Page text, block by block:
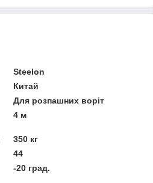
Steelon
Китай
Для розпашних воріт
4 м
350 кг
44
-20 град.